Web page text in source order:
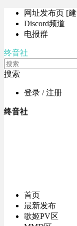
网址发布页 [
Discord频道
电报群
终音社
搜索
登录 / 注册
终音社
首页
最新发布
歌姬PV区